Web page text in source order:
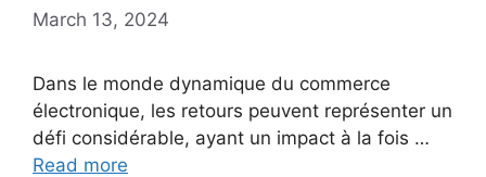
March 13, 2024
Dans le monde dynamique du commerce
électronique, les retours peuvent représenter un
défi considérable, ayant un impact à la fois …
Read more